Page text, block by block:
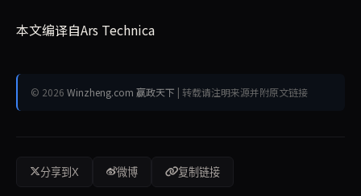
本文编译自Ars Technica
© 2026 Winzheng.com 赢政天下 | 转载请注明来源并附原文链接
分享到X 微博 复制链接